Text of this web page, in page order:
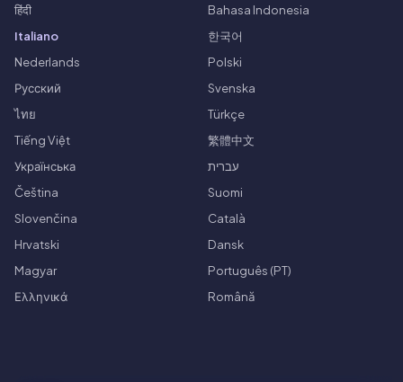
हिंदी
Bahasa Indonesia
Italiano
한국어
Nederlands
Polski
Русский
Svenska
ไทย
Türkçe
Tiếng Việt
繁體中文
Українська
עברית
Čeština
Suomi
Slovenčina
Català
Hrvatski
Dansk
Magyar
Português (PT)
Ελληνικά
Română